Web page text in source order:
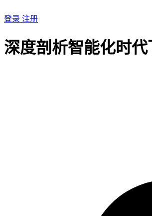
登录 注册
深度剖析智能化时